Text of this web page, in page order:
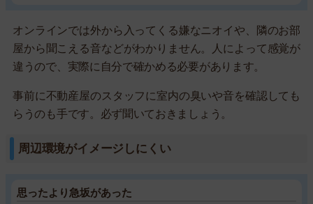
オンラインでは外から入ってくる嫌なニオイや、隣のお部
屋から聞こえる音などがわかりません。人によって感覚が
違うので、実際に自分で確かめる必要があります。
事前に不動産屋のスタッフに室内の臭いや音を確認しても
らうのも手です。必ず聞いておきましょう。
周辺環境がイメージしにくい
思ったより急坂があった